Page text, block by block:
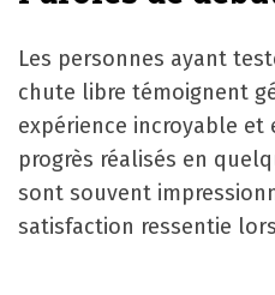
Les personnes ayant
chute libre témoignent
expérience incroyable et
progrès réalisés en
sont souvent
satisfaction ressentie